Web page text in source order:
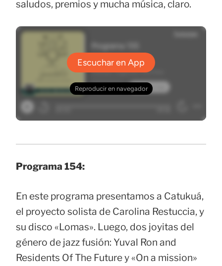
saludos, premios y mucha música, claro.
Programa 154:
En este programa presentamos a Catukuá,
el proyecto solista de Carolina Restuccia, y
su disco «Lomas». Luego, dos joyitas del
género de jazz fusión: Yuval Ron and
Residents Of The Future y «On a mission»